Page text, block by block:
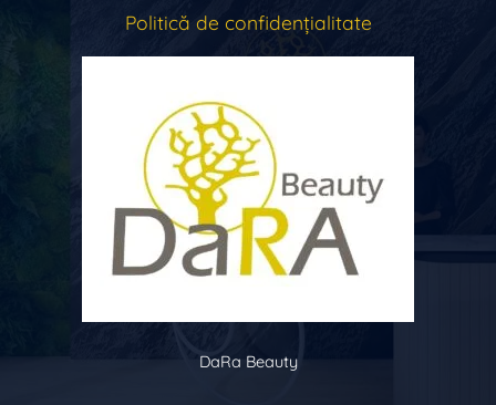
Politică de confidențialitate
DaRa Beauty